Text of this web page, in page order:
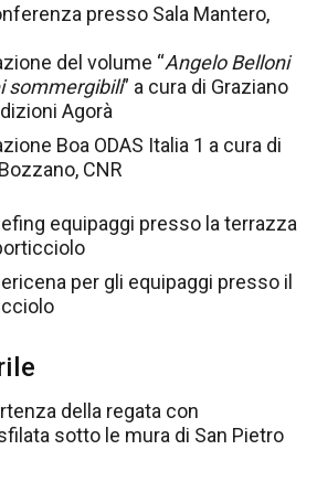
presso Sala Mantero,
del volume “Angelo Belloni
sommergibili” a cura di Graziano
Agorà
Boa ODAS Italia 1 a cura di
CNR
equipaggi presso la terrazza
per gli equipaggi presso il
della regata con
sotto le mura di San Pietro